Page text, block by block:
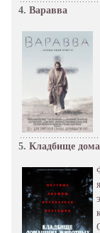
4. Варавва
5. Кладбище